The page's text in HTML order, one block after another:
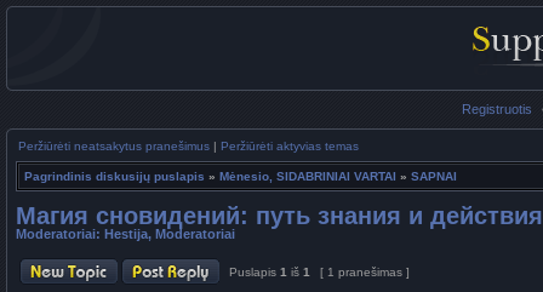
Registruotis
Peržiūrėti neatsakytus pranešimus | Peržiūrėti aktyvias temas
Pagrindinis diskusijų puslapis » Mėnesio, SIDABRINIAI VARTAI » SAPNAI
Магия сновидений: путь знания и действия
Moderatoriai: Hestija, Moderatoriai
Puslapis 1 iš 1 [ 1 pranešimas ]